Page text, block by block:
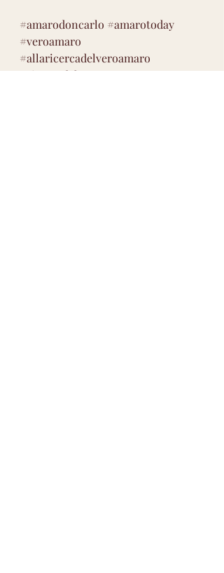
#amarodoncarlo #amarotoday
#veroamaro
#allaricercadelveroamaro
#ricercadelveroamaro